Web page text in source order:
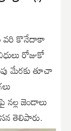
వరి కొనేదాకా
రోజుకో
మేరకు తూచా
నల్ల జెండాలు
తెలిపారు.